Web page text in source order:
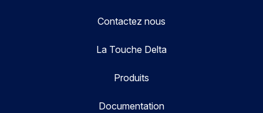
Contactez nous
La Touche Delta
Produits
Documentation